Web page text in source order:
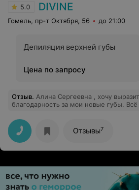
5.0 DIVINE
Гомель, пр-т Октября, 56 до 21:00
Депиляция верхней губы
Цена по запросу
Отзыв. Алина Сергеевна , хочу
благодарность за мои новые губы.
Спасибо вам за консультацию и
то, что услышали пожелания и
максимально естественно! Вы мастер
Большое вам спасибо)))
Отзывы7